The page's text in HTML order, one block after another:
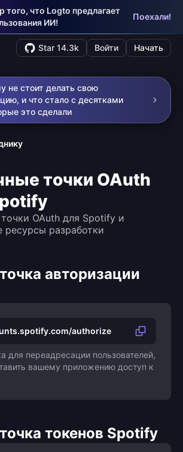
того, что Logto предлагает
ИИ!
Поехали!
Star 14.3k Войти Начать
не стоит делать свою
и что стало с десятками
это сделали
точки OAuth
OAuth для Spotify и
ресурсы разработки
авторизации
authorize
для переадресации пользователей,
вашему приложению доступ к
токенов Spotify